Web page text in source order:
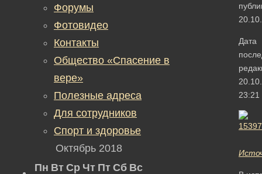
Дата
23:21
Форумы
Фотовидео
Контакты
Общество «Спасение в
вере»
Полезные адреса
Для сотрудников
Спорт и здоровье
Октябрь 2018
Пн Вт Ср Чт Пт Сб Вс